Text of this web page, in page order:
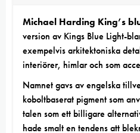
Michael Harding King’s
version av Kings Blue Light-
exempelvis arkitektoniska
interiörer, himlar och som
Namnet gavs av engelska
koboltbaserat pigment som
talen som ett billigare
hade smalt en tendens att